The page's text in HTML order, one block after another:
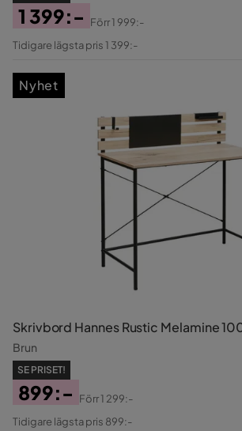
Pris
1 399:-
Original
Förr1 999:-
Tidigare lägsta pris 1 399:-
Skrivbord Hannes Rustic Melamine
Brun
SE PRISET!
Pris
899:-
Original
Förr1 299:-
Tidigare lägsta pris 899:-
Nyhet